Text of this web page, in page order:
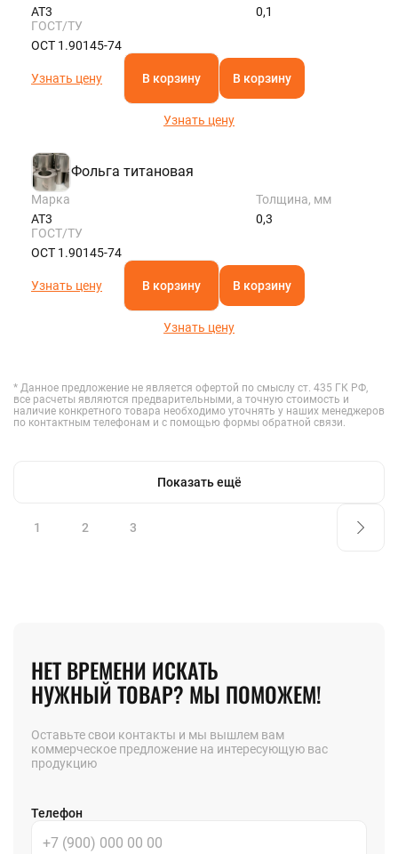
АТ3
0,1
ГОСТ/ТУ
ОСТ 1.90145-74
Узнать цену В корзину В корзину
Узнать цену
Фольга титановая
Марка
АТ3
Толщина, мм
0,3
ГОСТ/ТУ
ОСТ 1.90145-74
Узнать цену В корзину В корзину
Узнать цену
* Данное предложение не является офертой по смыслу ст. 435 ГК РФ,
все расчеты являются предварительными, а точную стоимость и
наличие конкретного товара необходимо уточнять у наших менеджеров
по контактным телефонам и с помощью формы обратной связи.
Показать ещё
1 2 3
НЕТ ВРЕМЕНИ ИСКАТЬ
НУЖНЫЙ ТОВАР? МЫ ПОМОЖЕМ!
Оставьте свои контакты и мы вышлем вам
коммерческое предложение на интересующую вас
продукцию
Телефон